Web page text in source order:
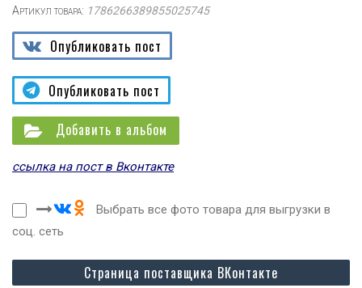
Артикул товара: 1786266389855025745
Опубликовать пост
Опубликовать пост
Добавить в альбом
ссылка на пост в Вконтакте
Выбрать все фото товара для выгрузки в
соц. сеть
Страница поставщика ВКонтакте